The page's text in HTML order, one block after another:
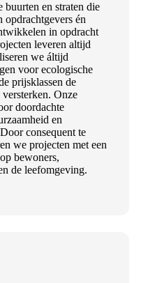
en straten die
opdrachtgevers én
in opdracht
leveren altijd
we áltijd
voor ecologische
prijsklassen de
Onze
doordachte
en
consequent te
we projecten met een
bewoners,
de leefomgeving.